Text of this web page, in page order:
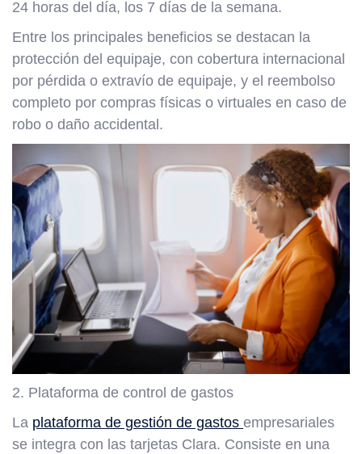
24 horas del día, los 7 días de la semana.
Entre los principales beneficios se destacan la
protección del equipaje, con cobertura internacional
por pérdida o extravío de equipaje, y el reembolso
completo por compras físicas o virtuales en caso de
robo o daño accidental.
2. Plataforma de control de gastos
La plataforma de gestión de gastos empresariales
se integra con las tarjetas Clara. Consiste en una